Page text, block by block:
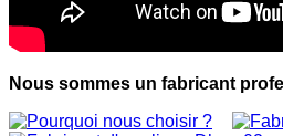
Nous sommes un fabricant